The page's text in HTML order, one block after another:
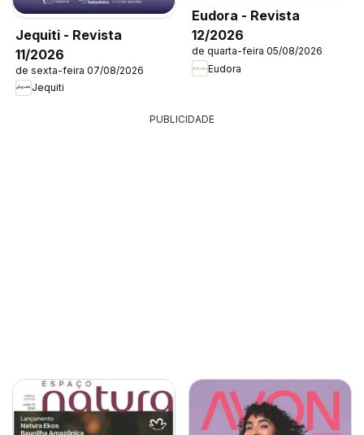
Jequiti - Revista
11/2026
de sexta-feira 07/08/2026
Jequiti
Eudora - Revista
12/2026
de quarta-feira 05/08/2026
Eudora
PUBLICIDADE